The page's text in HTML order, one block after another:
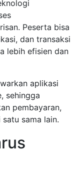
Peserta bisa
dan transaksi
lebih efisien dan
aplikasi
sehingga
pembayaran,
sama lain.